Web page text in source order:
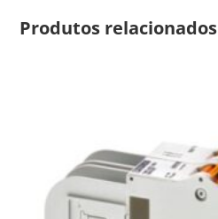
Produtos relacionados